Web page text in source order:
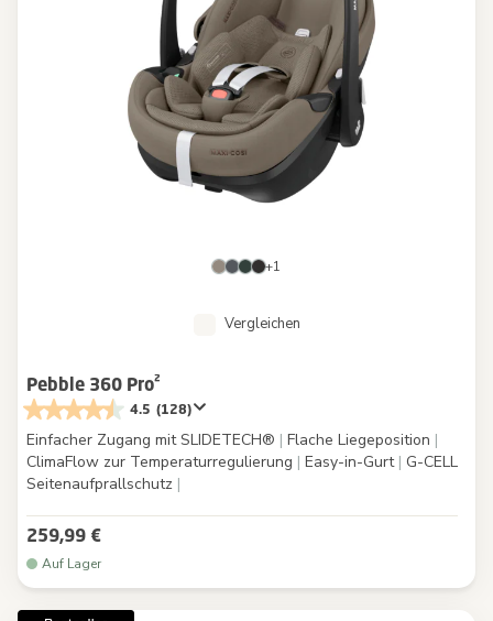
+1
Vergleichen
Pebble 360 Pro²
4.5 (128)
Einfacher Zugang mit SLIDETECH® | Flache Liegeposition |
ClimaFlow zur Temperaturregulierung | Easy-in-Gurt | G-CELL
Seitenaufprallschutz |
259,99 €
Auf Lager